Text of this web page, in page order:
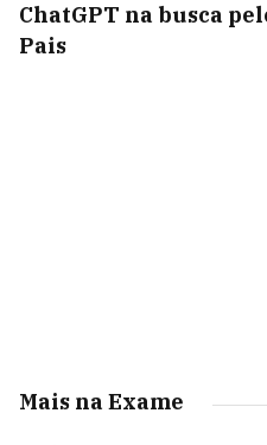
ChatGPT na busca
Pais
Mais na Exame